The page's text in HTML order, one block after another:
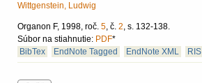
Wittgenstein, Ludwig
Organon F, 1998, roč. 5, č. 2, s. 132-138.
Súbor na stiahnutie: PDF*
BibTex
EndNote Tagged EndNote XML RIS